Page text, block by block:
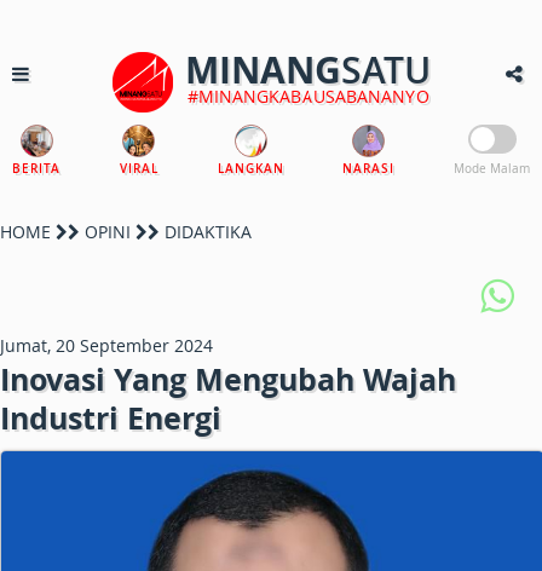
MINANGSATU
#MINANGKABAUSABANANYO
BERITA VIRAL LANGKAN NARASI Mode Malam
HOME OPINI DIDAKTIKA
Jumat, 20 September 2024
Inovasi Yang Mengubah Wajah
Industri Energi